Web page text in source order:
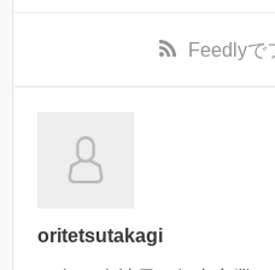
Feedlyで
oritetsutakagi